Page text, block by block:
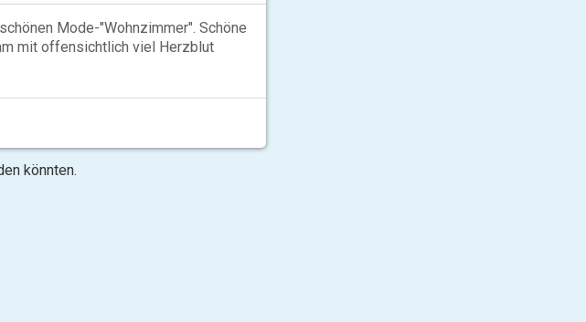
Mode-"Wohnzimmer". Schöne
mit offensichtlich viel Herzblut
könnten.